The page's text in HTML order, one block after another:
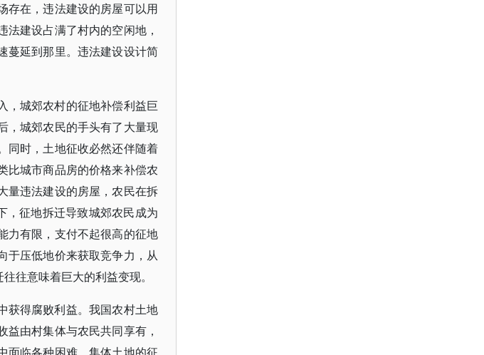
存在，违法建设的房屋可以用
建设占满了村内的空闲地，
蔓延到那里。违法建设设计简
，城郊农村的征地补偿利益巨
，城郊农民的手头有了大量现
同时，土地征收必然还伴随着
比城市商品房的价格来补偿农
量违法建设的房屋，农民在拆
，征地拆迁导致城郊农民成为
力有限，支付不起很高的征地
于压低地价来获取竞争力，从
往意味着巨大的利益变现。
获得腐败利益。我国农村土地
由村集体与农民共同享有，